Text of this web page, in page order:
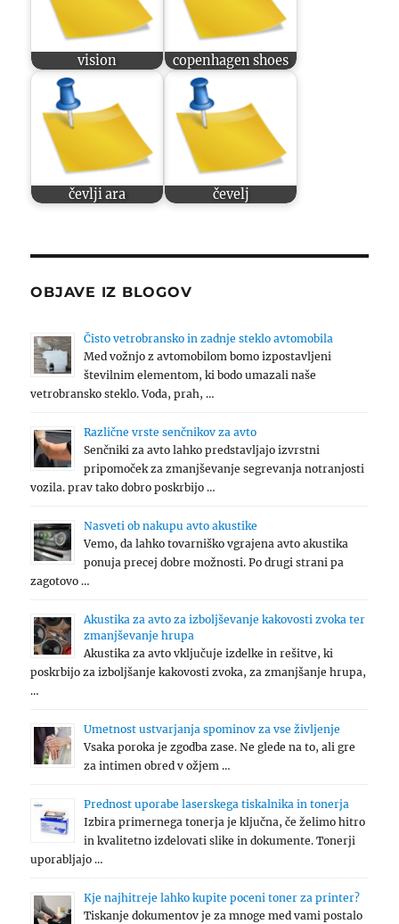
vision copenhagen shoes
čevlji ara čevelj
OBJAVE IZ BLOGOV
Čisto vetrobransko in zadnje steklo avtomobila
Med vožnjo z avtomobilom bomo izpostavljeni
številnim elementom, ki bodo umazali naše
vetrobransko steklo. Voda, prah, …
Različne vrste senčnikov za avto
Senčniki za avto lahko predstavljajo izvrstni
pripomoček za zmanjševanje segrevanja notranjosti
vozila. prav tako dobro poskrbijo …
Nasveti ob nakupu avto akustike
Vemo, da lahko tovarniško vgrajena avto akustika
ponuja precej dobre možnosti. Po drugi strani pa
zagotovo …
Akustika za avto za izboljševanje kakovosti zvoka ter
zmanjševanje hrupa
Akustika za avto vključuje izdelke in rešitve, ki
poskrbijo za izboljšanje kakovosti zvoka, za zmanjšanje hrupa,
…
Umetnost ustvarjanja spominov za vse življenje
Vsaka poroka je zgodba zase. Ne glede na to, ali gre
za intimen obred v ožjem …
Prednost uporabe laserskega tiskalnika in tonerja
Izbira primernega tonerja je ključna, če želimo hitro
in kvalitetno izdelovati slike in dokumente. Tonerji
uporabljajo …
Kje najhitreje lahko kupite poceni toner za printer?
Tiskanje dokumentov je za mnoge med vami postalo